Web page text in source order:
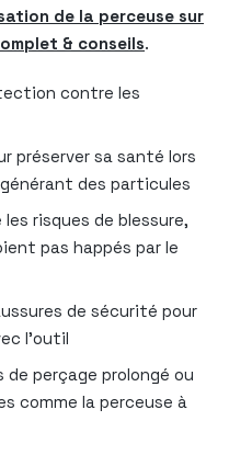
de la perceuse sur
& conseils.
contre les
préserver sa santé lors
des particules
risques de blessure,
pas happés par le
de sécurité pour
l’outil
perçage prolongé ou
comme la perceuse à